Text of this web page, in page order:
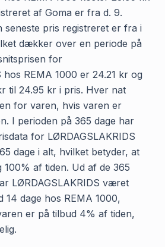
af Goma er fra d. 9.
seneste pris registreret er fra i
dækker over en periode på
for
hos REMA 1000 er 24.21 kr og
til 24.95 kr i pris. Hver nat
for varen, hvis varen er
I perioden på 365 dage har
for LØRDAGSLAKRIDS
dage i alt, hvilket betyder, at
af tiden. Ud af de 365
LØRDAGSLAKRIDS været
14 dage hos REMA 1000,
er på tilbud 4% af tiden,